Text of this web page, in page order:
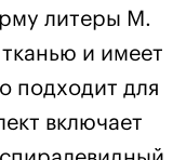
литеры М.
и имеет
подходит для
включает